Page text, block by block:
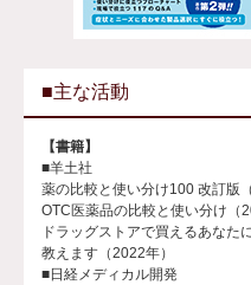
■主な活動
【書籍】
■羊土社
薬の比較と使い分け100 改訂版
OTC医薬品の比較と使い分け（
ドラッグストアで買えるあなた
教えます（2022年）
■日経メディカル開発